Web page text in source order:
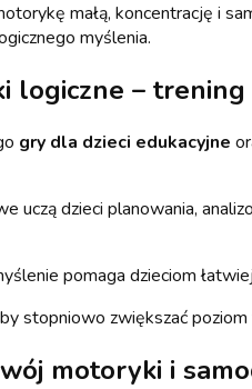
małą, koncentrację i
myślenia.
logiczne –
gry dla dzieci edukacyjne
uczą dzieci planowania,
pomaga dzieciom
stopniowo zwiększać
motoryki i